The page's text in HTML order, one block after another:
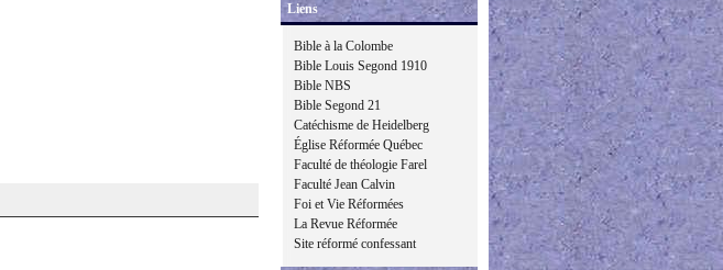
Liens
Bible à la Colombe
Bible Louis Segond 1910
Bible NBS
Bible Segond 21
Catéchisme de Heidelberg
Église Réformée Québec
Faculté de théologie Farel
Faculté Jean Calvin
Foi et Vie Réformées
La Revue Réformée
Site réformé confessant